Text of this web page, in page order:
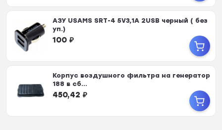
АЗУ USAMS SRT-4 5V3,1A 2USB черный ( без
уп.)
100 ₽
Корпус воздушного фильтра на генератор
188 в сб...
450,42 ₽